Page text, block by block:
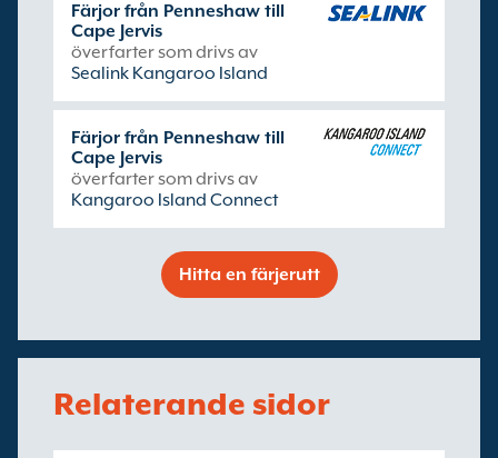
Färjor från Penneshaw till
Cape Jervis
överfarter som drivs av
Sealink Kangaroo Island
Färjor från Penneshaw till
Cape Jervis
överfarter som drivs av
Kangaroo Island Connect
Hitta en färjerutt
Relaterande sidor